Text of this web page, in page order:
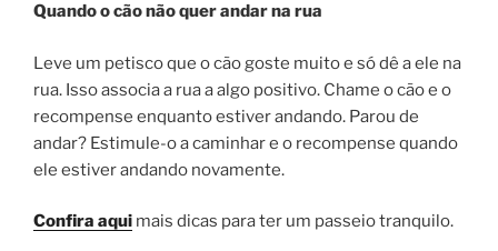
Quando o cão não quer andar na rua
Leve um petisco que o cão goste muito e só dê a ele na
rua. Isso associa a rua a algo positivo. Chame o cão e o
recompense enquanto estiver andando. Parou de
andar? Estimule-o a caminhar e o recompense quando
ele estiver andando novamente.
Confira aqui mais dicas para ter um passeio tranquilo.